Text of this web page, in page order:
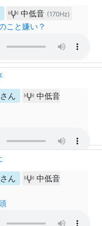
中低音 (170Hz)
こと嫌い？
ん 中低音
ん 中低音